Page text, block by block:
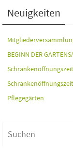
Neuigkeiten
BEGINN DER
Pflegegärten